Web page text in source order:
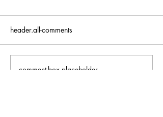
header.all-comments
comment-box.placeholder